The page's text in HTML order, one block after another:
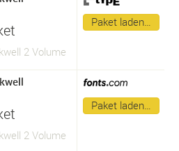
2 Volume
Paket laden…
2 Volume
Paket laden…